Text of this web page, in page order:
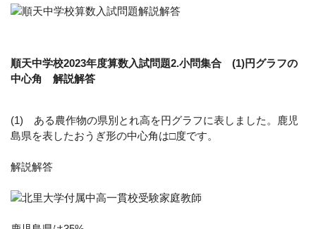
順天中学校2023年度算数入試問題2.小問集合 (1)円グラフの
中心角 解説解答
(1) ある農作物の県別とれ高を円グラフに表しました。鹿児
島県を表したおうぎ形の中心角は□度です。
解説解答